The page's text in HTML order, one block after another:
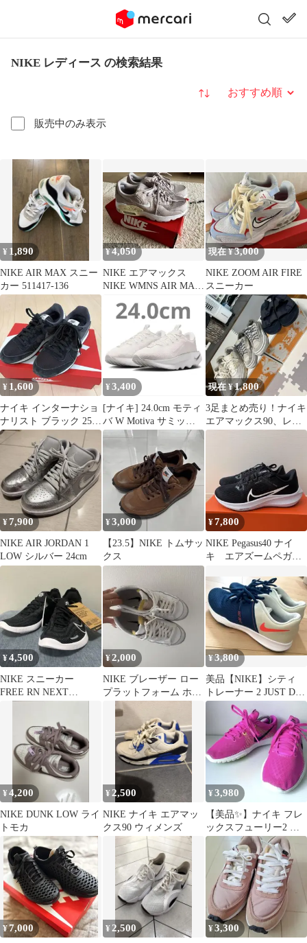
NIKE レディース の検索結果
販売中のみ表示
並び替え
¥ 1,890
NIKE AIR MAX スニー
カー 511417-136
¥4,050
NIKE エアマックス
NIKE WMNS AIR MAX
現在 ¥3,000
NIKE ZOOM AIR FIRE
スニーカー
¥ 1,600
ナイキ インターナショ
ナリスト ブラック 25.0
NIKE
¥ 3,400
[ナイキ] 24.0cm モティ
バ W Motiva サミット
ホワイト
現在 ¥1,800
3足まとめ売り！ナイキ
エアマックス90、レデ
ィースバンズ、メンズ
¥7,900
NIKE AIR JORDAN 1
LOW シルバー 24cm
¥3,000
【23.5】NIKE トムサッ
クス
¥7,800
NIKE Pegasus40 ナイ
キ エアズームペガサ
¥4,500
NIKE スニーカー
FREE RN NEXT
NATURE
¥2,000
NIKE ブレーザー ロー
プラットフォーム ホワ
イト
¥3,800
美品【NIKE】シティ
トレーナー 2 JUST DO
IT レディース23cm
¥4,200
NIKE DUNK LOW ライ
トモカ
¥ 2,500
NIKE ナイキ エアマッ
クス90 ウィメンズ
¥3,980
【美品✨】ナイキ フレ
ックスフューリー2 ラ
ンニングシューズ ピン
ク 23.5
¥7,000 ¥ 2,500 ¥3,300